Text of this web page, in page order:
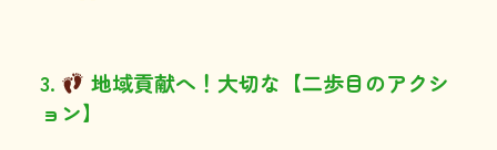
3.
地域貢献へ！大切な【二歩目のアクシ
ョン】